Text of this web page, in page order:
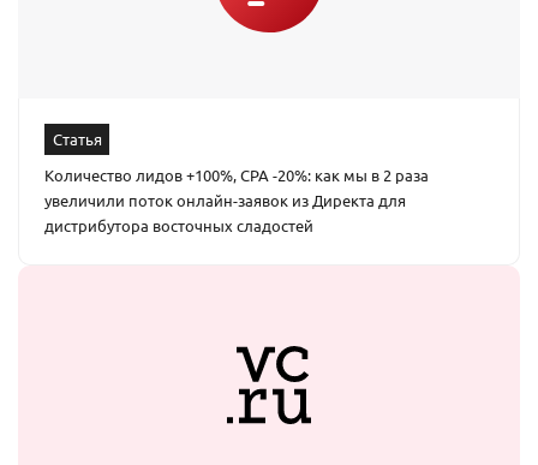
Статья
Количество лидов +100%, CPA -20%: как мы в 2 раза
увеличили поток онлайн-заявок из Директа для
дистрибутора восточных сладостей